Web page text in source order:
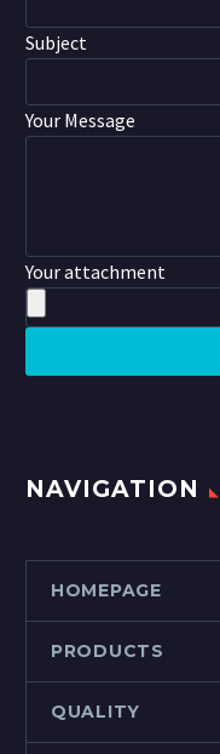
Subject
Your Message
Your attachment
NAVIGATION
HOMEPAGE
PRODUCTS
QUALITY